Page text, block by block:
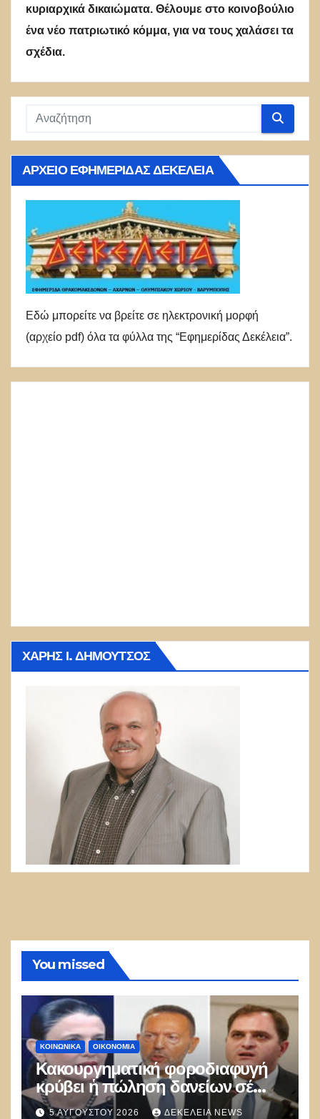
κυριαρχικά δικαιώματα. Θέλουμε στο κοινοβούλιο
ένα νέο πατριωτικό κόμμα, για να τους χαλάσει τα
σχέδια.
ΑΡΧΕΊΟ ΕΦΗΜΕΡΊΔΑΣ ΔΕΚΈΛΕΙΑ
Εδώ μπορείτε να βρείτε σε ηλεκτρονική μορφή
(αρχείο pdf) όλα τα φύλλα της “Εφημερίδας Δεκέλεια”.
ΧΆΡΗΣ Ι. ΔΗΜΟΎΤΣΟΣ
You missed
ΚΟΙΝΩΝΙΚΑ ΟΙΚΟΝΟΜΙΑ
Κακουργηματική φοροδιαφυγή
κρύβει ἡ πώληση δανείων σέ
funds
5 ΑΥΓΟΎΣΤΟΥ 2026 ΔΕΚΈΛΕΙΑ NEWS